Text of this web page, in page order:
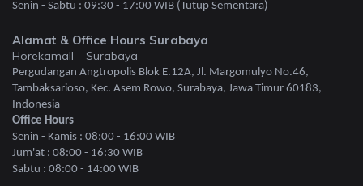
Senin - Sabtu : 09:30 - 17:00 WIB (Tutup Sementara)
Alamat & Office Hours Surabaya
Horekamall – Surabaya
Pergudangan Angtropolis Blok E.12A, Jl. Margomulyo No.46,
Tambaksarioso, Kec. Asem Rowo, Surabaya, Jawa Timur 60183,
Indonesia
Office Hours
Senin - Kamis : 08:00 - 16:00 WIB
Jum'at : 08:00 - 16:30 WIB
Sabtu : 08:00 - 14:00 WIB